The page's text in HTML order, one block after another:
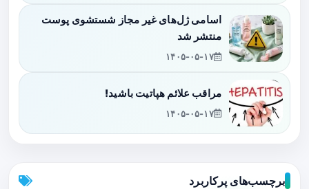
اسامی ژل‌های غیر مجاز شستشوی پوست
منتشر شد
۱۴۰۵-۰۵-۱۷
مراقب علائم هپاتیت باشید!
۱۴۰۵-۰۵-۱۷
برچسب‌های پرکاربرد